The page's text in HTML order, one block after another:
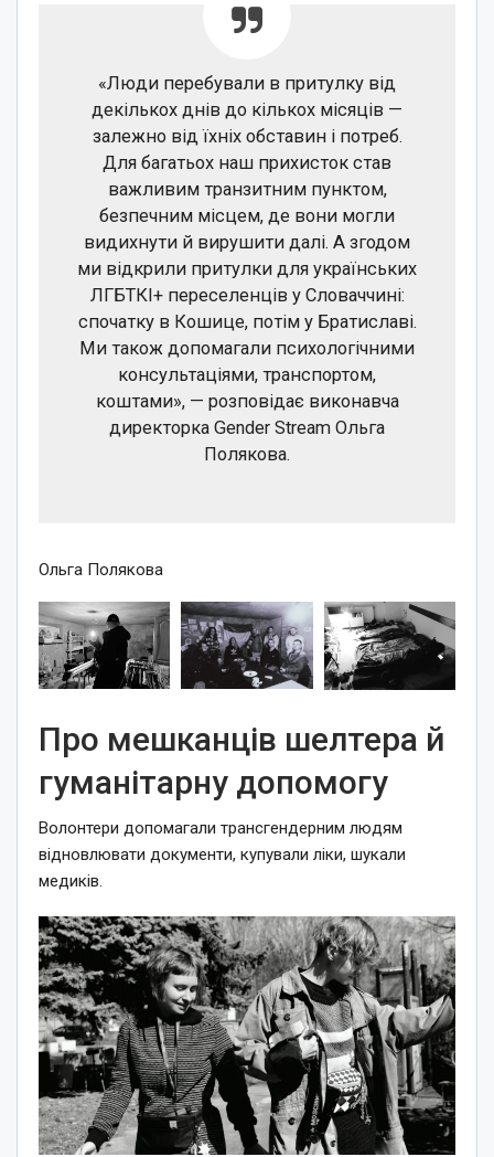
«Люди перебували в притулку від
декількох днів до кількох місяців —
залежно від їхніх обставин і потреб.
Для багатьох наш прихисток став
важливим транзитним пунктом,
безпечним місцем, де вони могли
видихнути й вирушити далі. А згодом
ми відкрили притулки для українських
ЛГБТКІ+ переселенців у Словаччині:
спочатку в Кошице, потім у Братиславі.
Ми також допомагали психологічними
консультаціями, транспортом,
коштами», — розповідає виконавча
директорка Gender Stream Ольга
Полякова.
Ольга Полякова
Про мешканців шелтера й
гуманітарну допомогу
Волонтери допомагали трансгендерним людям
відновлювати документи, купували ліки, шукали
медиків.